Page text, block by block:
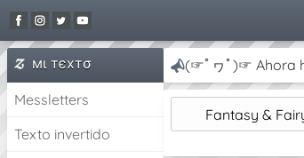
мι тєxтσ
Messletters
Texto invertido
(☞ﾟヮﾟ)☞ Ahora
Fantasy &